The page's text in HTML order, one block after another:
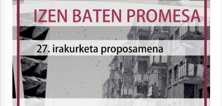
Mahai-ingurua: irratia, podcastak
eta ondoren zer?
2021/11/12